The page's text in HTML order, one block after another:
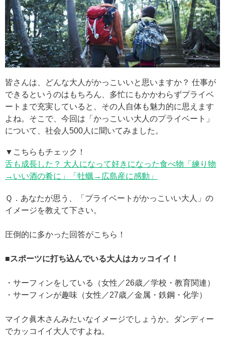
皆さんは、どんな大人がかっこいいと思いますか？ 仕事が
できるというのはもちろん、多忙にもかかわらずプライベ
ートまで充実していると、その人自体も魅力的に思えます
よね。そこで、今回は「かっこいい大人のプライベート」
について、社会人500人に聞いてみました。
▼こちらもチェック！
舌も成長した？ 大人になって好きになった食べ物「練り物
→いい酒の肴に」「牡蠣→広島産に感動」
Ｑ．あなたが思う、「プライベートがかっこいい大人」の
イメージを教えて下さい。
圧倒的に多かった回答がこちら！
■スポーツに打ち込んでいる大人はカッコイイ！
・サーフィンをしている（女性／26歳／学校・教育関連）
・サーフィンが趣味（女性／27歳／金属・鉄鋼・化学）
マイク眞木さんみたいなイメージでしょうか。ダンディー
でカッコイイ大人ですよね。